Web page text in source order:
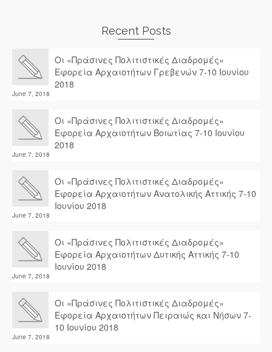
Recent Posts
Οι «Πράσινες Πολιτιστικές Διαδρομές»
Εφορεία Αρχαιοτήτων Γρεβενών 7-10 Ιουνίου
2018
June 7, 2018
Οι «Πράσινες Πολιτιστικές Διαδρομές»
Εφορεία Αρχαιοτήτων Βοιωτίας 7-10 Ιουνίου
2018
June 7, 2018
Οι «Πράσινες Πολιτιστικές Διαδρομές»
Εφορεία Αρχαιοτήτων Ανατολικής Αττικής 7-10
Ιουνίου 2018
June 7, 2018
Οι «Πράσινες Πολιτιστικές Διαδρομές»
Εφορεία Αρχαιοτήτων Δυτικής Αττικής 7-10
Ιουνίου 2018
June 7, 2018
Οι «Πράσινες Πολιτιστικές Διαδρομές»
Εφορεία Αρχαιοτήτων Πειραιώς και Νήσων 7-
10 Ιουνίου 2018
June 7, 2018